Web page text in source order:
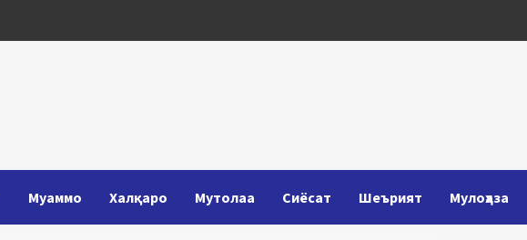
Муаммо Халқаро Мутолаа Сиёсат Шеърият Мулоҳаза